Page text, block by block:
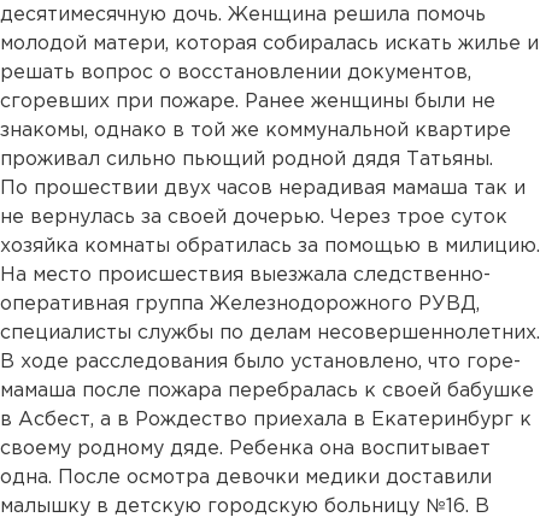
десятимесячную дочь. Женщина решила помочь
молодой матери, которая собиралась искать жилье и
решать вопрос о восстановлении документов,
сгоревших при пожаре. Ранее женщины были не
знакомы, однако в той же коммунальной квартире
проживал сильно пьющий родной дядя Татьяны.
По прошествии двух часов нерадивая мамаша так и
не вернулась за своей дочерью. Через трое суток
хозяйка комнаты обратилась за помощью в милицию.
На место происшествия выезжала следственно-
оперативная группа Железнодорожного РУВД,
специалисты службы по делам несовершеннолетних.
В ходе расследования было установлено, что горе-
мамаша после пожара перебралась к своей бабушке
в Асбест, а в Рождество приехала в Екатеринбург к
своему родному дяде. Ребенка она воспитывает
одна. После осмотра девочки медики доставили
малышку в детскую городскую больницу №16. В